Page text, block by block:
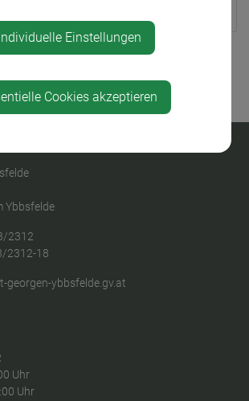
Teile den Artikel
Ybbsfelde
2312
2312-18
georgen-ybbsfelde.gv.at
Uhr
Uhr
Einstellungen
Cookies akzeptieren